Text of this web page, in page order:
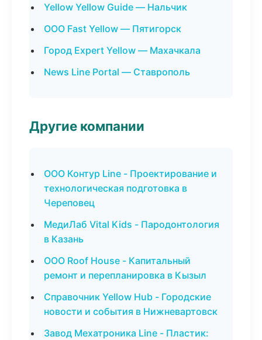
Yellow Yellow Guide — Нальчик
ООО Fast Yellow — Пятигорск
Город Expert Yellow — Махачкала
News Line Portal — Ставрополь
Другие компании
ООО Контур Line - Проектирование и
технологическая подготовка в
Череповец
МедиЛаб Vital Kids - Пародонтология
в Казань
ООО Roof House - Капитальный
ремонт и перепланировка в Кызыл
Справочник Yellow Hub - Городские
новости и события в Нижневартовск
Завод Мехатроника Line - Пластик: